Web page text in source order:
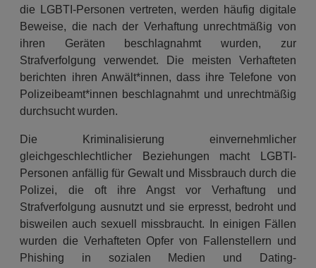
die LGBTI-Personen vertreten, werden häufig digitale
Beweise, die nach der Verhaftung unrechtmäßig von
ihren Geräten beschlagnahmt wurden, zur
Strafverfolgung verwendet. Die meisten Verhafteten
berichten ihren Anwält*innen, dass ihre Telefone von
Polizeibeamt*innen beschlagnahmt und unrechtmäßig
durchsucht wurden.
Die Kriminalisierung einvernehmlicher
gleichgeschlechtlicher Beziehungen macht LGBTI-
Personen anfällig für Gewalt und Missbrauch durch die
Polizei, die oft ihre Angst vor Verhaftung und
Strafverfolgung ausnutzt und sie erpresst, bedroht und
bisweilen auch sexuell missbraucht. In einigen Fällen
wurden die Verhafteten Opfer von Fallenstellern und
Phishing in sozialen Medien und Dating-